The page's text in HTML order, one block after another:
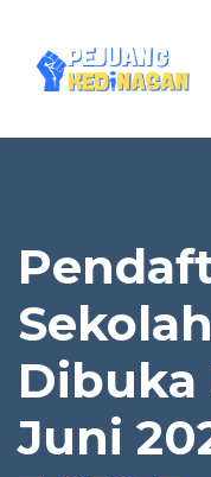
Dibuka
Juni